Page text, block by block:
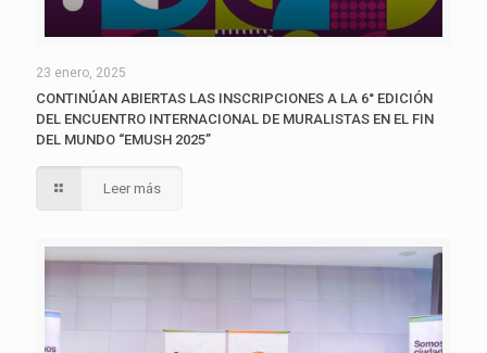
23 enero, 2025
CONTINÚAN ABIERTAS LAS INSCRIPCIONES A LA 6° EDICIÓN
DEL ENCUENTRO INTERNACIONAL DE MURALISTAS EN EL FIN
DEL MUNDO “EMUSH 2025”
Leer más